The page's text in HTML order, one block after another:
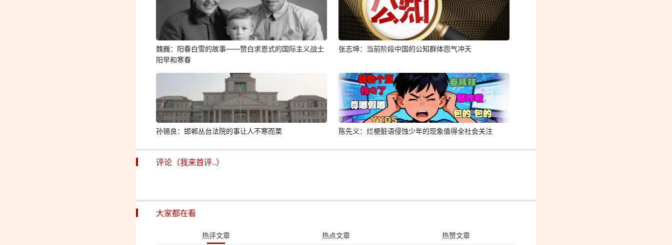
魏巍：阳春白雪的故事——赞白求恩式的国际主义战士
阳早和寒春
张志坤：当前阶段中国的公知群体怨气冲天
孙锡良：邯郸丛台法院的事让人不寒而栗 陈先义：烂梗脏语侵蚀少年的现象值得全社会关注
评论（我来首评..）
大家都在看
热评文章 热点文章 热赞文章